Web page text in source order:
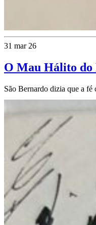
31 mar 26
O Mau Hálito do
São Bernardo dizia que a